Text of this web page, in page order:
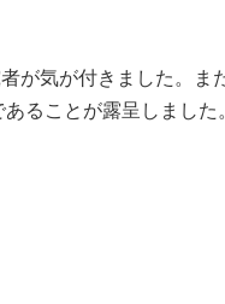
が気が付きました。ま
ることが露呈しました。